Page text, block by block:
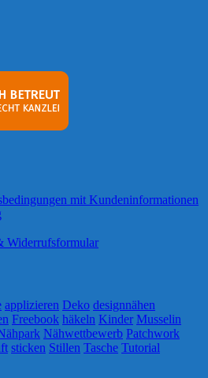
mit Kundeninformationen
Widerrufsformular
applizieren Deko designnähen
Freebook häkeln Kinder Musselin
Nähwettbewerb Patchwork
sticken Stillen Tasche Tutorial